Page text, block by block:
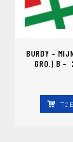
BURDY –
GRO.) B –